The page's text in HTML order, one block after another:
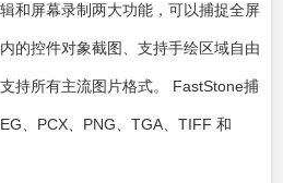
和屏幕录制两大功能，可以捕捉全屏
的控件对象截图、支持手绘区域自由
持所有主流图片格式。 FastStone捕
、PCX、PNG、TGA、TIFF 和